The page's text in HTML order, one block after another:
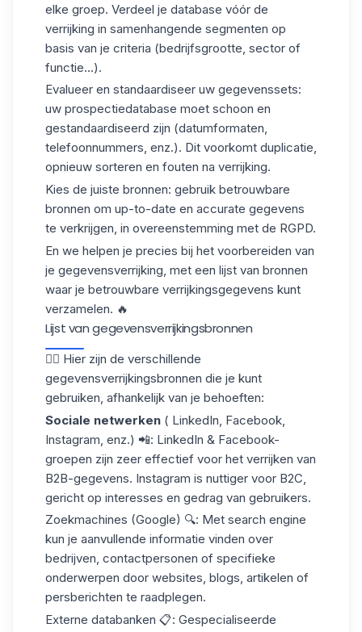
elke groep. Verdeel je database vóór de
verrijking in samenhangende segmenten op
basis van je criteria (bedrijfsgrootte, sector of
functie...).
Evalueer en standaardiseer uw gegevenssets:
uw prospectiedatabase moet schoon en
gestandaardiseerd zijn (datumformaten,
telefoonnummers, enz.). Dit voorkomt duplicatie,
opnieuw sorteren en fouten na verrijking.
Kies de juiste bronnen: gebruik betrouwbare
bronnen om up-to-date en accurate gegevens
te verkrijgen, in overeenstemming met de RGPD.
En we helpen je precies bij het voorbereiden van
je gegevensverrijking, met een lijst van bronnen
waar je betrouwbare verrijkingsgegevens kunt
verzamelen. 🔥
Lijst van gegevensverrijkingsbronnen
👇🏼 Hier zijn de verschillende
gegevensverrijkingsbronnen die je kunt
gebruiken, afhankelijk van je behoeften:
Sociale netwerken ( LinkedIn, Facebook,
Instagram, enz.) 📲: LinkedIn & Facebook-
groepen zijn zeer effectief voor het verrijken van
B2B-gegevens. Instagram is nuttiger voor B2C,
gericht op interesses en gedrag van gebruikers.
Zoekmachines (Google) 🔍: Met search engine
kun je aanvullende informatie vinden over
bedrijven, contactpersonen of specifieke
onderwerpen door websites, blogs, artikelen of
persberichten te raadplegen.
Externe databanken 📋: Gespecialiseerde